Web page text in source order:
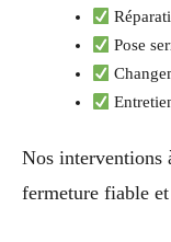
Pose
Nos interventions
fermeture fiable